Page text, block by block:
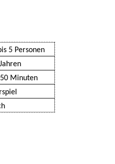
5 Personen
Minuten